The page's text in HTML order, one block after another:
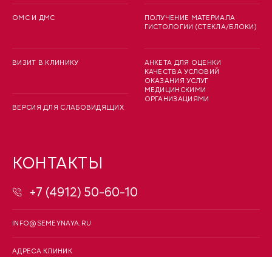
ОМС И ДМС
ВИЗИТ В КЛИНИКУ
ВЕРСИЯ ДЛЯ СЛАБОВИДЯЩИХ
ПОЛУЧЕНИЕ МАТЕРИАЛА
ГИСТОЛОГИИ (СТЕКЛА/БЛОКИ)
АНКЕТА ДЛЯ ОЦЕНКИ
КАЧЕСТВА УСЛОВИЙ
ОКАЗАНИЯ УСЛУГ
МЕДИЦИНСКИМИ
ОРГАНИЗАЦИЯМИ
КОНТАКТЫ
+7 (4912) 50-60-10
INFO@SEMEYNAYA.RU
АДРЕСА КЛИНИК